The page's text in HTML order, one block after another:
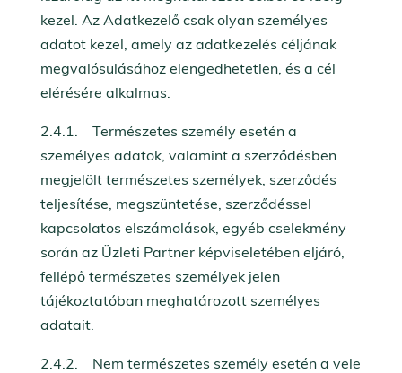
kezel. Az Adatkezelő csak olyan személyes
adatot kezel, amely az adatkezelés céljának
megvalósulásához elengedhetetlen, és a cél
elérésére alkalmas.
2.4.1. Természetes személy esetén a
személyes adatok, valamint a szerződésben
megjelölt természetes személyek, szerződés
teljesítése, megszüntetése, szerződéssel
kapcsolatos elszámolások, egyéb cselekmény
során az Üzleti Partner képviseletében eljáró,
fellépő természetes személyek jelen
tájékoztatóban meghatározott személyes
adatait.
2.4.2. Nem természetes személy esetén a vele